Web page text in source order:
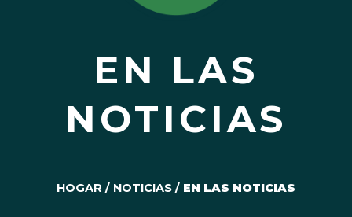
EN LAS
NOTICIAS
HOGAR / NOTICIAS / EN LAS NOTICIAS